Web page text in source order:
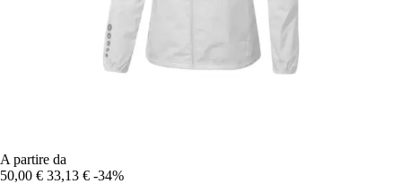
A partire da
50,00 € 33,13 € -34%